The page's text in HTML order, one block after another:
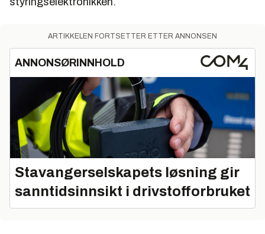
ARTIKKELEN FORTSETTER ETTER ANNONSEN
ANNONSØRINNHOLD
Stavangerselskapets løsning gir
sanntidsinnsikt i drivstofforbruket